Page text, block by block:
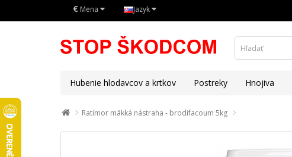
€ Mena Jazyk
Hubenie hlodavcov a krtkov Postreky Hnojiva
Ratimor mäkká nástraha - brodifacoum 5kg